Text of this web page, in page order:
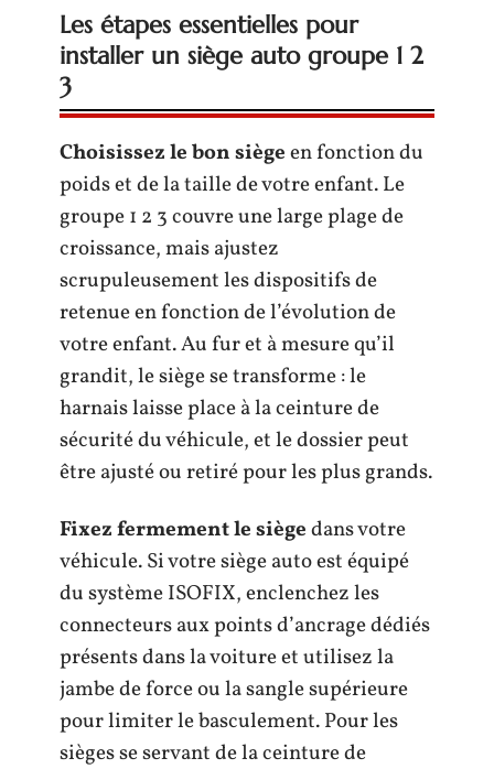
Les étapes essentielles pour
installer un siège auto groupe 1 2
3
Choisissez le bon siègeen fonction du
poids et de la taille de votre enfant. Le
groupe 1 2 3 couvre une large plage de
croissance, mais ajustez
scrupuleusement les dispositifs de
retenue en fonction de l’évolution de
votre enfant. Au fur et à mesure qu’il
grandit, le siège se transforme : le
harnais laisse place à la ceinture de
sécurité du véhicule, et le dossier peut
être ajusté ou retiré pour les plus grands.
Fixez fermement le siègedans votre
véhicule. Si votre siège auto est équipé
du système ISOFIX, enclenchez les
connecteurs aux points d’ancrage dédiés
présents dans la voiture et utilisez la
jambe de force ou la sangle supérieure
pour limiter le basculement. Pour les
sièges se servant de la ceinture de